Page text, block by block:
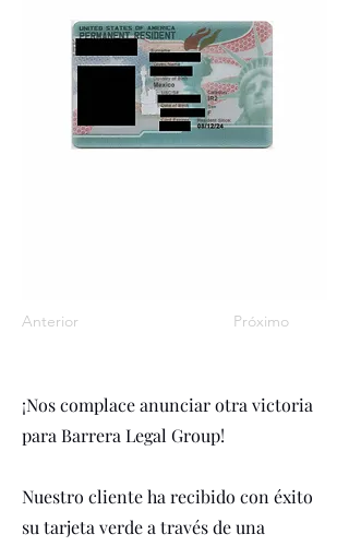
Anterior Próximo
¡Nos complace anunciar otra victoria
para Barrera Legal Group!
Nuestro cliente ha recibido con éxito
su tarjeta verde a través de una